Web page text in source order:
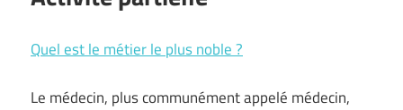
Quel est le métier le plus noble ?
Le médecin, plus communément appelé médecin,